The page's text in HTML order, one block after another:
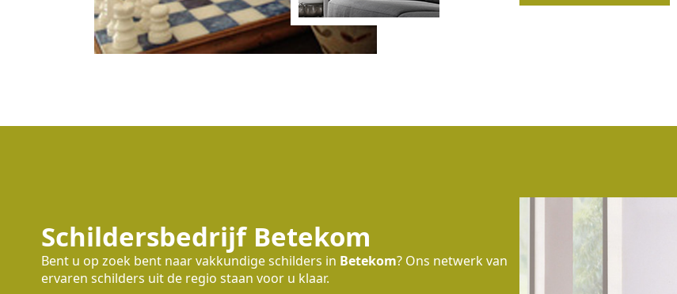
Schildersbedrijf Betekom
Bent u op zoek bent naar vakkundige schilders in Betekom? Ons netwerk van
ervaren schilders uit de regio staan voor u klaar.